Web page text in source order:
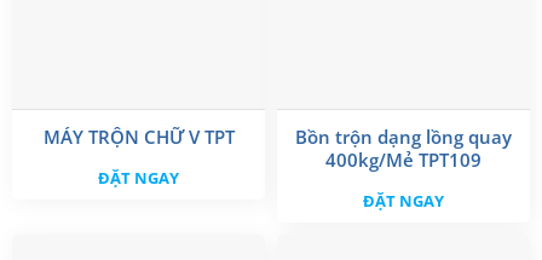
MÁY TRỘN CHỮ V TPT
ĐẶT NGAY
Bồn trộn dạng lồng quay
400kg/Mẻ TPT109
ĐẶT NGAY